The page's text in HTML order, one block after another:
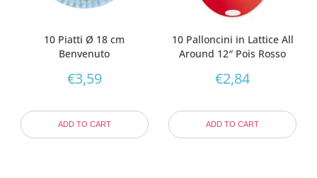
10 Piatti Ø 18 cm
Benvenuto
€3,59
ADD TO CART
10 Palloncini in Lattice All
Around 12″ Pois Rosso
€2,84
ADD TO CART